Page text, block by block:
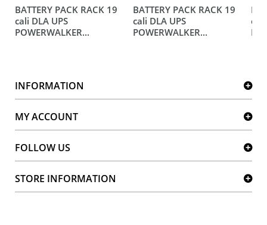
BATTERY PACK RACK 19
cali DLA UPS
POWERWALKER...
BATTERY PACK RACK 19
cali DLA UPS
POWERWALKER...
cali
INFORMATION
MY ACCOUNT
FOLLOW US
STORE INFORMATION